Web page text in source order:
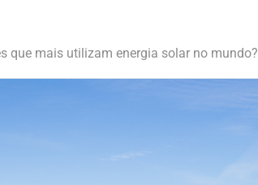
que mais utilizam energia solar no mundo?